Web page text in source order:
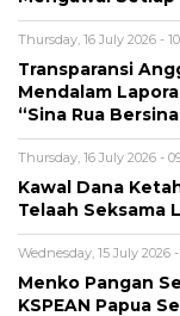
Thursday, 16 July 2026 -
Transparansi
Mendalam
“Sina Rua
Thursday, 16 July 2026 -
Kawal Dana
Telaah Seksama
Wednesday, 15 July 2026
Menko Pangan
KSPEAN Papua